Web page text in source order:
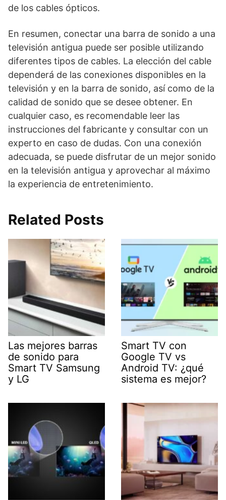
de los cables ópticos.
En resumen, conectar una barra de sonido a una
televisión antigua puede ser posible utilizando
diferentes tipos de cables. La elección del cable
dependerá de las conexiones disponibles en la
televisión y en la barra de sonido, así como de la
calidad de sonido que se desee obtener. En
cualquier caso, es recomendable leer las
instrucciones del fabricante y consultar con un
experto en caso de dudas. Con una conexión
adecuada, se puede disfrutar de un mejor sonido
en la televisión antigua y aprovechar al máximo
la experiencia de entretenimiento.
Related Posts
Las mejores barras
de sonido para
Smart TV Samsung
y LG
Smart TV con
Google TV vs
Android TV: ¿qué
sistema es mejor?